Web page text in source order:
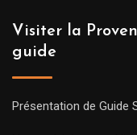
Visiter la
guide
Présentation de Guide